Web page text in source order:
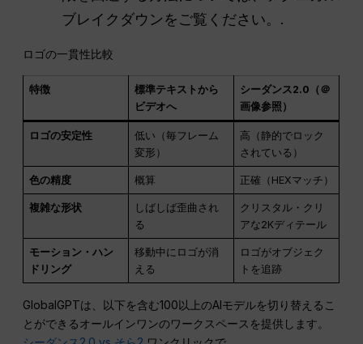
ブレイクダウンをご覧ください。.
ロゴの一貫性比較
特徴
標準テキストから
ビデオへ
シーダンス2.0（＠
画像参照）
ロゴの安定性
低い（毎フレーム
変形）
高（静的でロック
されている）
色の精度 概算 正確（HEXマッチ）
複雑な形状
しばしば歪曲され
る
クリスタル・クリ
アな2Kディテール
モーション・ハン
ドリング
移動中にロゴが消
える
ロゴがオブジェク
トを追跡
GlobalGPTは、以下を含む100以上のAIモデルを切り替えるこ
とができるオールインワンのワークスペースを提供します。